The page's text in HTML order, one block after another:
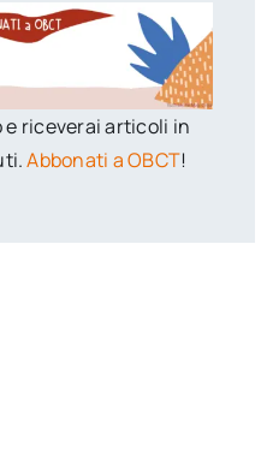
riceverai articoli in
Abbonati a OBCT!